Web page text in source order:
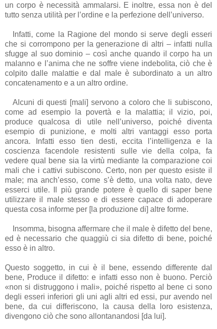
un corpo è necessità ammalarsi. E inoltre, essa non è del
tutto senza utilità per l’ordine e la perfezione dell’universo.
Infatti, come la Ragione del mondo si serve degli esseri
che si corrompono per la generazione di altri – infatti nulla
sfugge al suo dominio – così anche quando il corpo ha un
malanno e l’anima che ne soffre viene indebolita, ciò che è
colpito dalle malattie e dal male è subordinato a un altro
concatenamento e a un altro ordine.
Alcuni di questi [mali] servono a coloro che li subiscono,
come ad esempio la povertà e la malattia; il vizio, poi,
produce qualcosa di utile nell’universo, poiché diventa
esempio di punizione, e molti altri vantaggi esso porta
ancora. Infatti esso tien desti, eccita l’intelligenza e la
coscienza facendole resistenti sulle vie della colpa, fa
vedere qual bene sia la virtù mediante la comparazione coi
mali che i cattivi subiscono. Certo, non per questo esiste il
male; ma anch’esso, come s’è detto, una volta nato, deve
esserci utile. Il più grande potere è quello di saper bene
utilizzare il male stesso e di essere capace di adoperare
questa cosa informe per [la produzione di] altre forme.
Insomma, bisogna affermare che il male è difetto del bene,
ed è necessario che quaggiù ci sia difetto di bene, poiché
esso è in altro.
Questo soggetto, in cui è il bene, essendo differente dal
bene, Produce il difetto: e infatti esso non è buono. Perciò
«non si distruggono i mali», poiché rispetto al bene ci sono
degli esseri inferiori gli uni agli altri ed essi, pur avendo nel
bene, da cui differiscono, la causa della loro esistenza,
divengono ciò che sono allontanandosi [da lui].